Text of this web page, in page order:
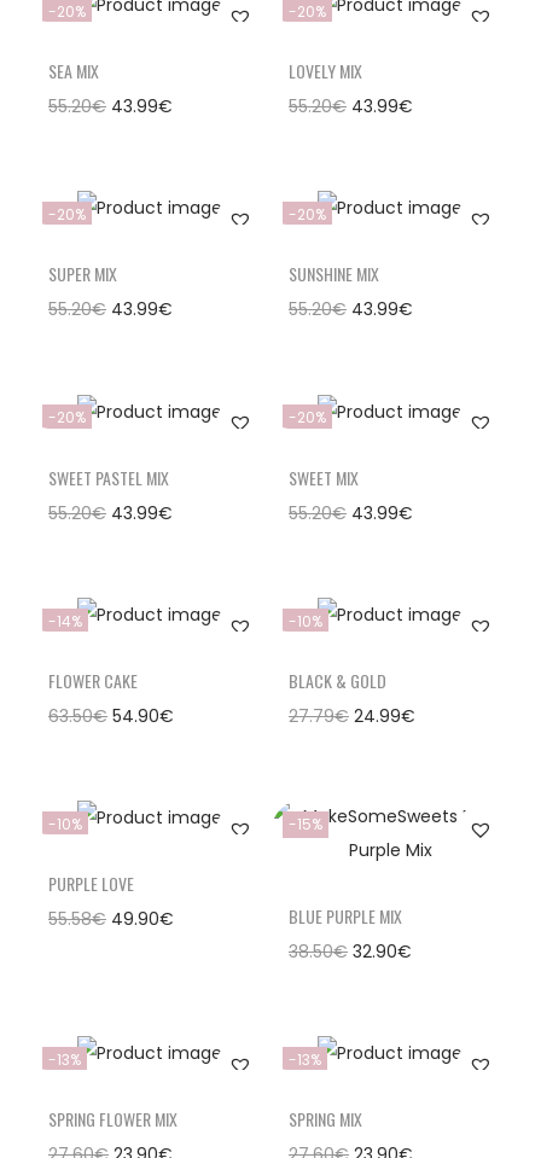
-20%
SEA MIX
55.20€ 43.99€
-20%
LOVELY MIX
55.20€ 43.99€
-20%
SUPER MIX
55.20€ 43.99€
-20%
SUNSHINE MIX
55.20€ 43.99€
-20%
SWEET PASTEL MIX
55.20€ 43.99€
-20%
SWEET MIX
55.20€ 43.99€
-14%
FLOWER CAKE
63.50€ 54.90€
-10%
BLACK & GOLD
27.79€ 24.99€
-10%
PURPLE LOVE
55.58€ 49.90€
-15%
BLUE PURPLE MIX
38.50€ 32.90€
-13%
SPRING FLOWER MIX
-13%
SPRING MIX